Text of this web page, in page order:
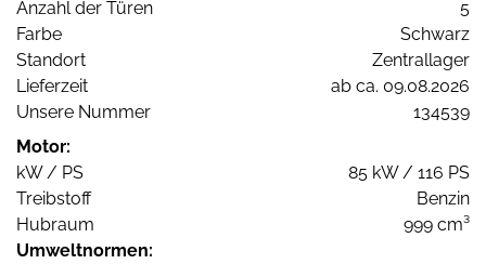
Anzahl der Türen
5
Farbe
Schwarz
Standort
Zentrallager
Lieferzeit
ab ca. 09.08.2026
Unsere Nummer
134539
Motor:
kW / PS
85 kW / 116 PS
Treibstoff
Benzin
Hubraum
999 cm³
Umweltnormen: